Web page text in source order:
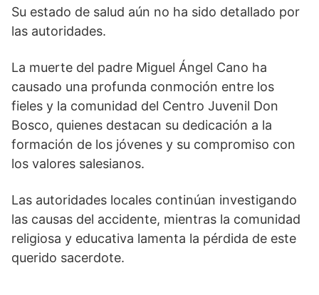
Su estado de salud aún no ha sido detallado por
las autoridades.
La muerte del padre Miguel Ángel Cano ha
causado una profunda conmoción entre los
fieles y la comunidad del Centro Juvenil Don
Bosco, quienes destacan su dedicación a la
formación de los jóvenes y su compromiso con
los valores salesianos.
Las autoridades locales continúan investigando
las causas del accidente, mientras la comunidad
religiosa y educativa lamenta la pérdida de este
querido sacerdote.